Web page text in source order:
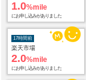
17時間前
楽天市場
2.0%mile
にお申し込みがありました
22時間前